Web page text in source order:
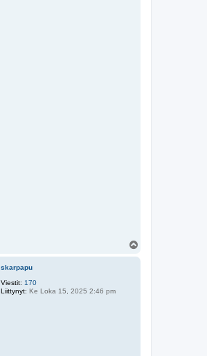
skarpapu
Viestit: 170
Liittynyt: Ke Loka 15, 2025 2:46 pm